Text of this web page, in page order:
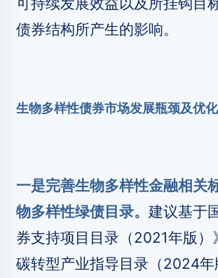
债券结构所产生的影响。
生物多样性债券市场发展瓶颈及优
一是完善生物多样性金融相关
物多样性绿债目录。 建议基于
券支持项目目录（2021年版）
碳转型产业指导目录（2024年